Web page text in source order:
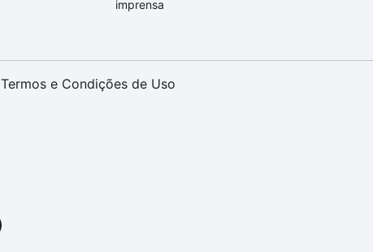
imprensa
Termos e Condições de Uso